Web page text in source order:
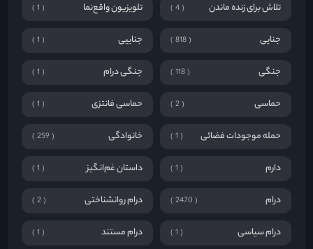
تلاش برای زنده ماندن 4 تلویزیون واقع‌نما 1
جنایی 818 جناییی 1
جنگی 118 جنگی درام 1
حماسی 2 حماسی فانتزی 1
حمله موجودات فضائی 1 خانوادگی 259
دارم 1 داستان غم‌انگیز 1
درام 2470 درام روانشناختی 2
درام سیاسی 1 درام مستند 1